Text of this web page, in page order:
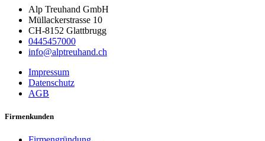
Alp Treuhand GmbH
Müllackerstrasse 10
CH-8152 Glattbrugg
0445457000
info@alptreuhand.ch
Impressum
Datenschutz
AGB
Firmenkunden